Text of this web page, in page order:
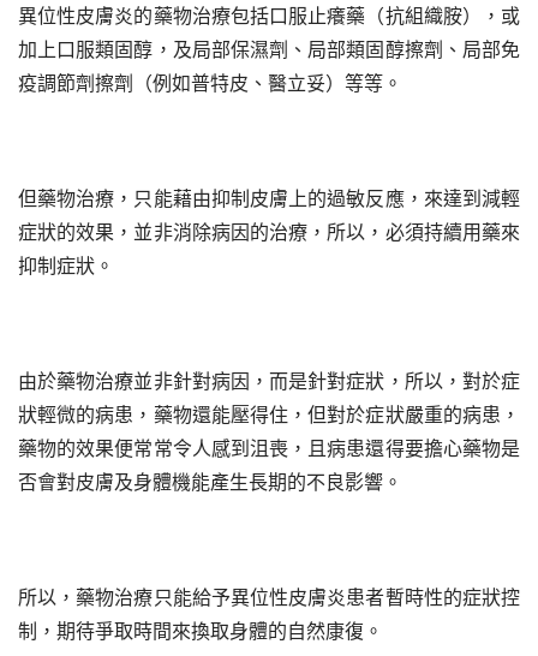
異位性皮膚炎的藥物治療包括口服止癢藥（抗組織胺），或
加上口服類固醇，及局部保濕劑、局部類固醇擦劑、局部免
疫調節劑擦劑（例如普特皮、醫立妥）等等。
但藥物治療，只能藉由抑制皮膚上的過敏反應，來達到減輕
症狀的效果，並非消除病因的治療，所以，必須持續用藥來
抑制症狀。
由於藥物治療並非針對病因，而是針對症狀，所以，對於症
狀輕微的病患，藥物還能壓得住，但對於症狀嚴重的病患，
藥物的效果便常常令人感到沮喪，且病患還得要擔心藥物是
否會對皮膚及身體機能產生長期的不良影響。
所以，藥物治療只能給予異位性皮膚炎患者暫時性的症狀控
制，期待爭取時間來換取身體的自然康復。